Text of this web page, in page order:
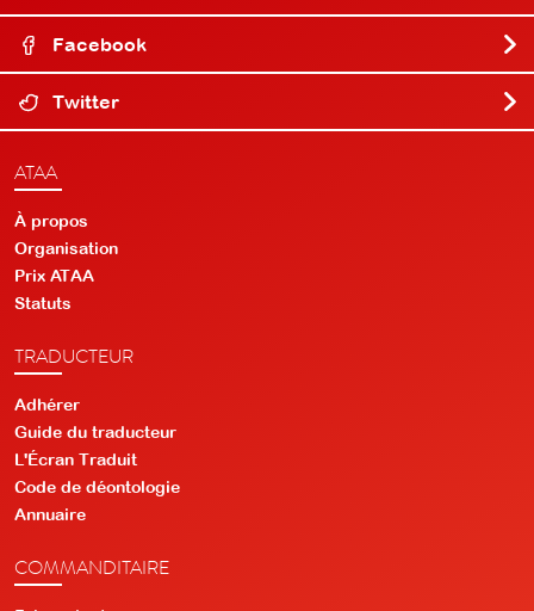
Facebook
Twitter
ATAA
À propos
Organisation
Prix ATAA
Statuts
TRADUCTEUR
Adhérer
Guide du traducteur
L'Écran Traduit
Code de déontologie
Annuaire
COMMANDITAIRE